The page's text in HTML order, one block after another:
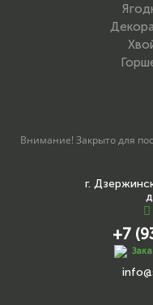
Внимание! Закрыто для
г.
+7